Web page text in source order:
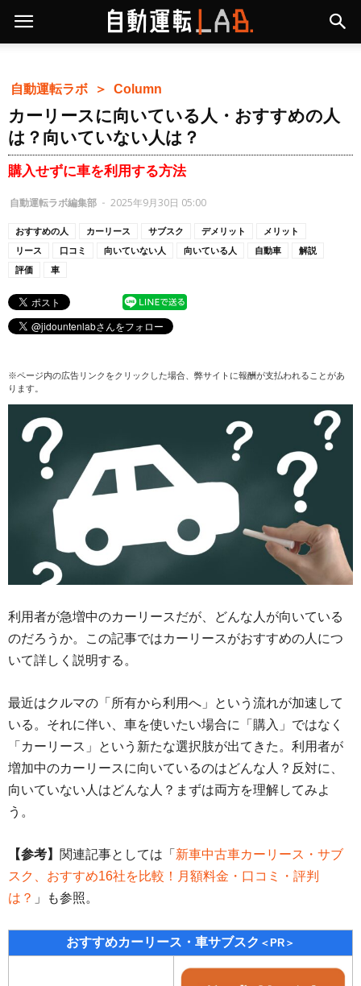
自動運転ラボ ＞ Column
カーリースに向いている人・おすすめの人
は？向いていない人は？
購入せずに車を利用する方法
自動運転ラボ編集部 - 2025年9月30日 05:00
おすすめの人 カーリース サブスク デメリット
メリット
リース
口コミ 向いていない人 向いている人 自動車
解説
評価
車
※ページ内の広告リンクをクリックした場合、弊サイトに報酬が支払われることがあ
ります。
利用者が急増中のカーリースだが、どんな人が向いている
のだろうか。この記事ではカーリースがおすすめの人につ
いて詳しく説明する。
最近はクルマの「所有から利用へ」という流れが加速して
いる。それに伴い、車を使いたい場合に「購入」ではなく
「カーリース」という新たな選択肢が出てきた。利用者が
増加中のカーリースに向いているのはどんな人？反対に、
向いていない人はどんな人？まずは両方を理解してみよ
う。
【参考】 関連記事としては「 新車中古車カーリース・サブ
スク、おすすめ16社を比較！月額料金・口コミ・評判
は？ 」も参照。
おすすめカーリース・車サブスク ＜PR＞